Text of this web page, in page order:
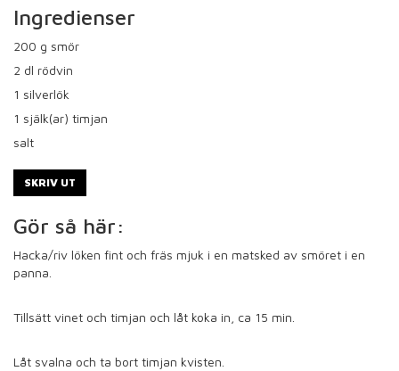
Ingredienser
200 g smör
2 dl rödvin
1 silverlök
1 själk(ar) timjan
salt
SKRIV UT
Gör så här:
Hacka/riv löken fint och fräs mjuk i en matsked av smöret i en
panna.
Tillsätt vinet och timjan och låt koka in, ca 15 min.
Låt svalna och ta bort timjan kvisten.